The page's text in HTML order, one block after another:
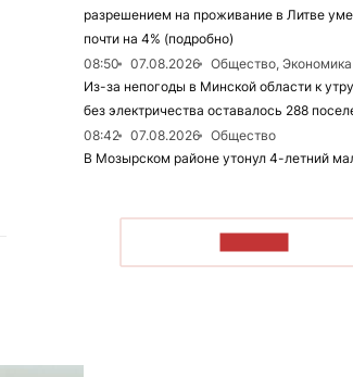
разрешением на проживание в Литве
почти на 4% (подробно)
08:50
07.08.2026
Общество, Экономика
Из-за непогоды в Минской области к
без электричества оставалось 288
08:42
07.08.2026
Общество
В Мозырском районе утонул 4-летний